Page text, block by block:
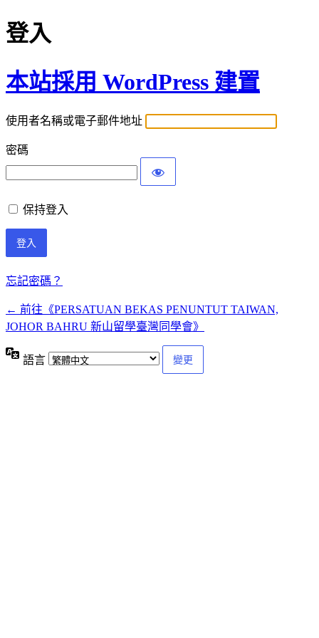
登入
本站採用 WordPress 建置
使用者名稱或電子郵件地址
密碼
保持登入
忘記密碼？
← 前往《PERSATUAN BEKAS PENUNTUT TAIWAN,
JOHOR BAHRU 新山留學臺灣同學會》
語言